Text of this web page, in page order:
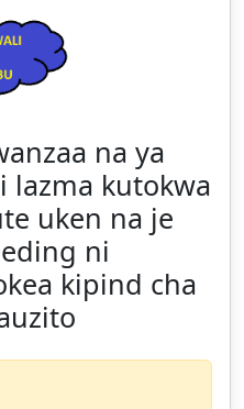
na ya
lazma kutokwa
uken na je
ni
kipind cha